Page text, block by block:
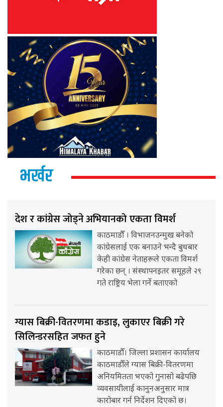
भर्खर
देश र कांग्रेस जोड्ने अभियानको एकता विमर्श
काठमाडौँ । विभाजनउन्मुख बनेको
कांग्रेसलाई एक बनाउने भन्दै बुधबार
केही कांग्रेस नेताहरूले एकता विमर्श
गरेका छन् । संस्थापनइतर समूहले २९
गते राष्ट्रिय भेला गर्ने बताएको
ग्यास बिक्री-वितरणमा कडाइ, लुकाएर बिक्री गरे
सिलिन्डरसहित जफत हुने
काठमाडौँ। जिल्ला प्रशासन कार्यालय
काठमाडौँले ग्यास बिक्री-वितरणमा
अनियमितता भएको गुनासो बढेपछि
व्यवसायीलाई कानुनअनुसार मात्र
कारोबार गर्न निर्देशन दिएको छ।